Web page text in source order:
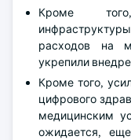
Кроме
расходов на
укрепили
Кроме того,
цифрового
медицинским
ожидается,